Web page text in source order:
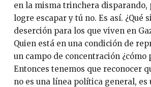
en la misma trinchera disparando,
logre escapar y tú no. Es así. ¿Qué
deserción para los que viven en
Quien está en una condición de
un campo de concentración ¿cómo
Entonces tenemos que reconocer
no es una línea política general, es